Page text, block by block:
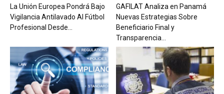
La Unión Europea Pondrá Bajo
Vigilancia Antilavado Al Fútbol
Profesional Desde...
GAFILAT Analiza en Panamá
Nuevas Estrategias Sobre
Beneficiario Final y
Transparencia...